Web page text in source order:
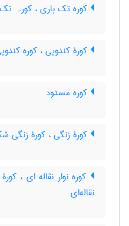
کوره تک باری ، کورہ
کورۀ کندویی ، کوره
کوره مسدود
کورۀ زنگی ، کورۀ زنگی
کوره نوار نقاله ای ،
نقاله‌ای